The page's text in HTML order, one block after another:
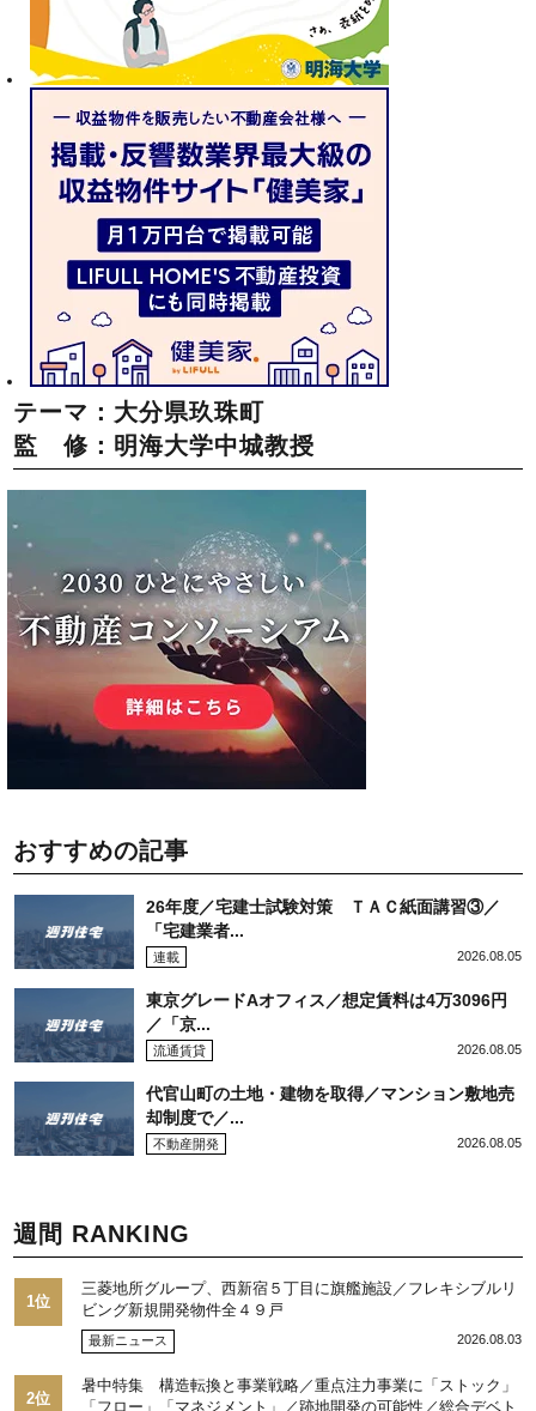
テーマ：大分県玖珠町
監 修：明海大学中城教授
おすすめの記事
26年度／宅建士試験対策 ＴＡＣ紙面講習③／
「宅建業者...
連載 2026.08.05
東京グレードAオフィス／想定賃料は4万3096円
／「京...
流通賃貸 2026.08.05
代官山町の土地・建物を取得／マンション敷地売
却制度で／...
不動産開発 2026.08.05
週間 RANKING
1位
三菱地所グループ、西新宿５丁目に旗艦施設／フレキシブルリ
ビング新規開発物件全４９戸
最新ニュース 2026.08.03
2位
暑中特集 構造転換と事業戦略／重点注力事業に「ストック」
「フロー」「マネジメント」／跡地開発の可能性／総合デベト